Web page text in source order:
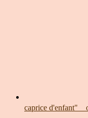
caprice d'enfant" _